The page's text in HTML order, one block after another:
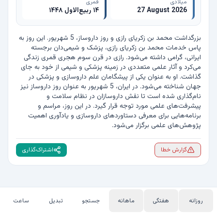
میلادی
27 August 2026
قمری
۱۴ ربیع‌الاول ۱۴۴۸
پژوهش‌های علمی برگزار می‌شود.
گزارش خطا اشتراک‌گذاری
روزانه هفتگی ماهانه جستجو تبدیل ساعت